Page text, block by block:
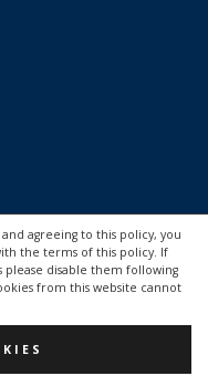
agreeing to this policy, you
the terms of this policy. If
disable them following
from this website cannot
|
Reservados.